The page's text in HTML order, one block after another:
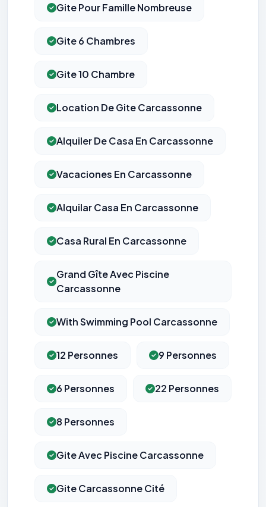
Gite Pour Famille Nombreuse
Gite 6 Chambres
Gite 10 Chambre
Location De Gite Carcassonne
Alquiler De Casa En Carcassonne
Vacaciones En Carcassonne
Alquilar Casa En Carcassonne
Casa Rural En Carcassonne
Grand Gîte Avec Piscine
Carcassonne
With Swimming Pool Carcassonne
12 Personnes 9 Personnes
6 Personnes 22 Personnes
8 Personnes
Gite Avec Piscine Carcassonne
Gite Carcassonne Cité